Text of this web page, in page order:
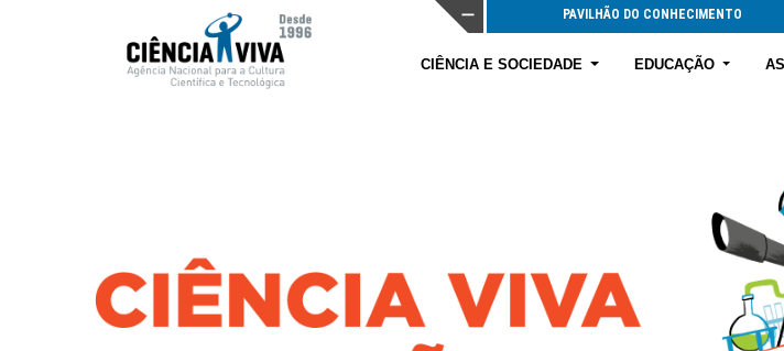
PAVILHÃO DO CONHECIMENTO
CIÊNCIA E SOCIEDADE EDUCAÇÃO